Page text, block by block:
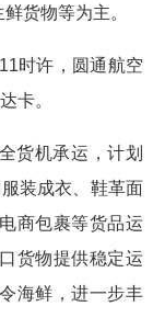
货物等为主。
时许，圆通航空
卡。
货机承运，计划
装成衣、鞋革面
商包裹等货品运
货物提供稳定运
海鲜，进一步丰